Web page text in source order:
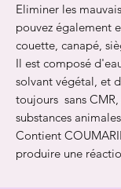
Eliminer les
pouvez également
couette, canapé,
Il est composé
solvant végétal, et
toujours sans CMR,
substances
Contient
produire une